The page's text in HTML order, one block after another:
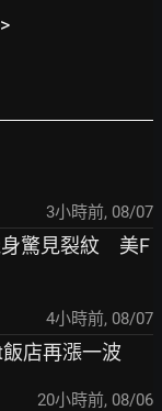
3小時前, 08/07
身驚見裂紋 美F
4小時前, 08/07
店再漲一波
20小時前, 08/06